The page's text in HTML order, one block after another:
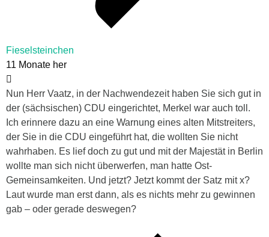
Fieselsteinchen
11 Monate her
Nun Herr Vaatz, in der Nachwendezeit haben Sie sich gut in
der (sächsischen) CDU eingerichtet, Merkel war auch toll.
Ich erinnere dazu an eine Warnung eines alten Mitstreiters,
der Sie in die CDU eingeführt hat, die wollten Sie nicht
wahrhaben. Es lief doch zu gut und mit der Majestät in Berlin
wollte man sich nicht überwerfen, man hatte Ost-
Gemeinsamkeiten. Und jetzt? Jetzt kommt der Satz mit x?
Laut wurde man erst dann, als es nichts mehr zu gewinnen
gab – oder gerade deswegen?